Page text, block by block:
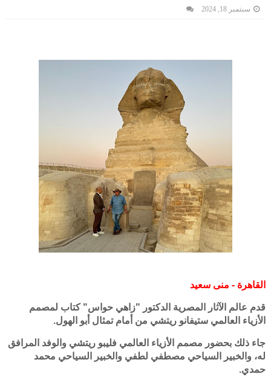
سبتمبر 18, 2024
القاهرة - منى سعيد
قدم عالم الآثار المصرية الدكتور "زاهي حواس" كتاب لمصمم
الأزياء العالمي ستيفانو ريتشي من أمام تمثال أبو الهول.
جاء ذلك بحضور مصمم الأزياء العالمي فليبو ريتشي والوفد المرافق
له، والخبير السياحي مصطفي لطفي والخبير السياحي محمد
حمدي.